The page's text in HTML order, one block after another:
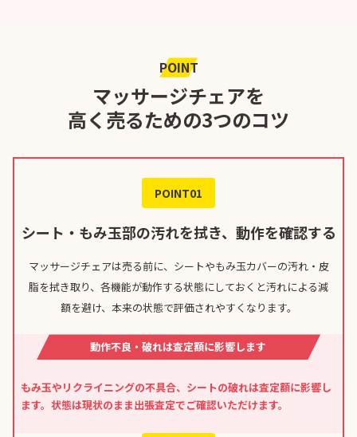
POINT
マッサージチェアを
高く売るための3つのコツ
POINT01
シート・もみ玉部の汚れを拭き、動作を確認する
マッサージチェアは売る前に、シートやもみ玉カバーの汚れ・皮
脂を拭き取り、各機能が動作する状態にしておくと汚れによる減
額を避け、本来の状態で評価されやすくなります。
動作不良・破れは査定額に影響します
もみ玉やリクライニングの不具合、シートの破れは査定額に影響し
ます。状態は現状のまま出張査定でご確認いただけます。